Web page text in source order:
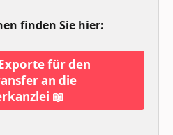
finden Sie hier:
für den
an die
📖